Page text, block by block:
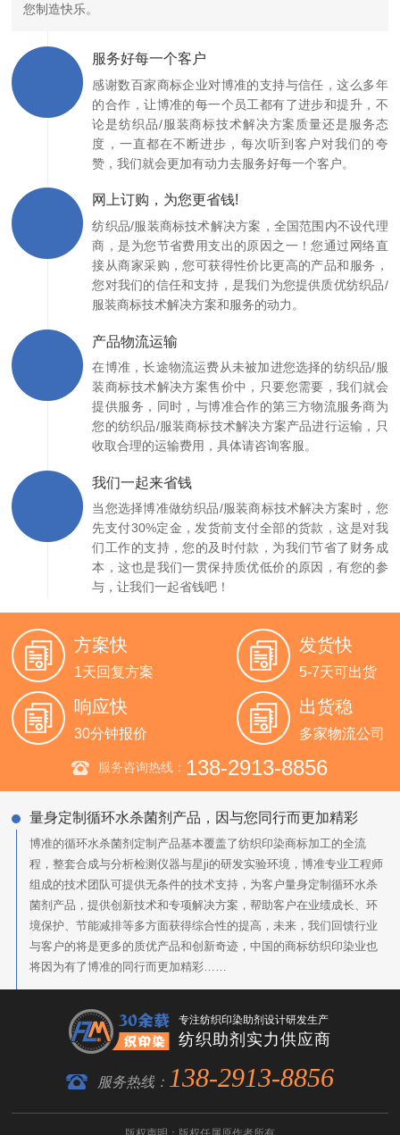
您制造快乐。
服务好每一个客户
感谢数百家商标企业对博准的支持与信任，这么多年
的合作，让博准的每一个员工都有了进步和提升，不
论是纺织品/服装商标技术解决方案质量还是服务态
度，一直都在不断进步，每次听到客户对我们的夸
赞，我们就会更加有动力去服务好每一个客户。
网上订购，为您更省钱!
纺织品/服装商标技术解决方案，全国范围内不设代理
商，是为您节省费用支出的原因之一！您通过网络直
接从商家采购，您可获得性价比更高的产品和服务，
您对我们的信任和支持，是我们为您提供质优纺织品/
服装商标技术解决方案和服务的动力。
产品物流运输
在博准，长途物流运费从未被加进您选择的纺织品/服
装商标技术解决方案售价中，只要您需要，我们就会
提供服务，同时，与博准合作的第三方物流服务商为
您的纺织品/服装商标技术解决方案产品进行运输，只
收取合理的运输费用，具体请咨询客服。
我们一起来省钱
当您选择博准做纺织品/服装商标技术解决方案时，您
先支付30%定金，发货前支付全部的货款，这是对我
们工作的支持，您的及时付款，为我们节省了财务成
本，这也是我们一贯保持质优低价的原因，有您的参
与，让我们一起省钱吧！
方案快
1天回复方案
发货快
5-7天可出货
响应快
30分钟报价
出货稳
多家物流公司
服务咨询热线： 138-2913-8856
量身定制循环水杀菌剂产品，因与您同行而更加精彩
博准的循环水杀菌剂定制产品基本覆盖了纺织印染商标加工的全流
程，整套合成与分析检测仪器与星ji的研发实验环境，博准专业工程师
组成的技术团队可提供无条件的技术支持，为客户量身定制循环水杀
菌剂产品，提供创新技术和专项解决方案，帮助客户在业绩成长、环
境保护、节能减排等多方面获得综合性的提高，未来，我们回馈行业
与客户的将是更多的质优产品和创新奇迹，中国的商标纺织印染业也
将因为有了博准的同行而更加精彩……
专注纺织印染助剂设计研发生产
纺织助剂实力供应商
服务热线： 138-2913-8856